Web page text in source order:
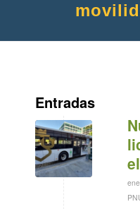
Entradas